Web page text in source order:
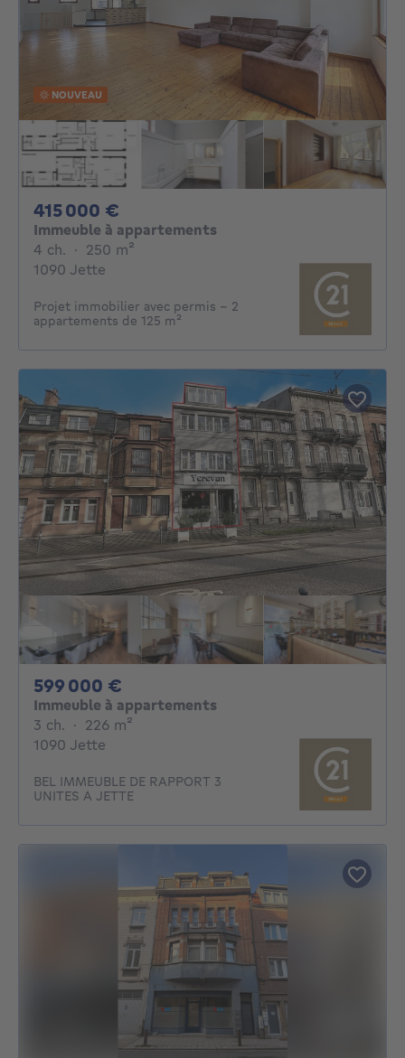
NOUVEAU
415 000 €
Immeuble à appartements
4 ch. 4 chambres
· 250 m²
1090 Jette
Projet immobilier avec permis – 2
appartements de 125 m²
599 000 €
Immeuble à appartements
3 ch. 3 chambres
· 226 m²
1090 Jette
BEL IMMEUBLE DE RAPPORT 3
UNITES A JETTE